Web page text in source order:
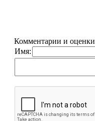
Комментарии и оценки
Имя: